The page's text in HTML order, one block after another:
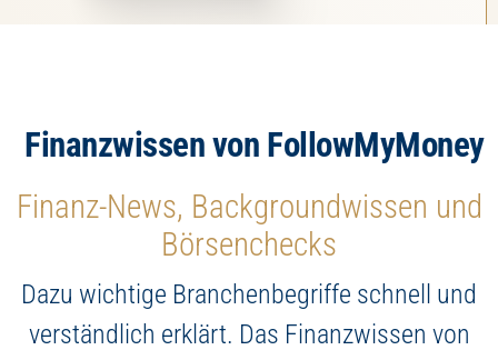
Finanzwissen von FollowMyMoney
Finanz-News, Backgroundwissen und
Börsenchecks
Dazu wichtige Branchenbegriffe schnell und
verständlich erklärt. Das Finanzwissen von